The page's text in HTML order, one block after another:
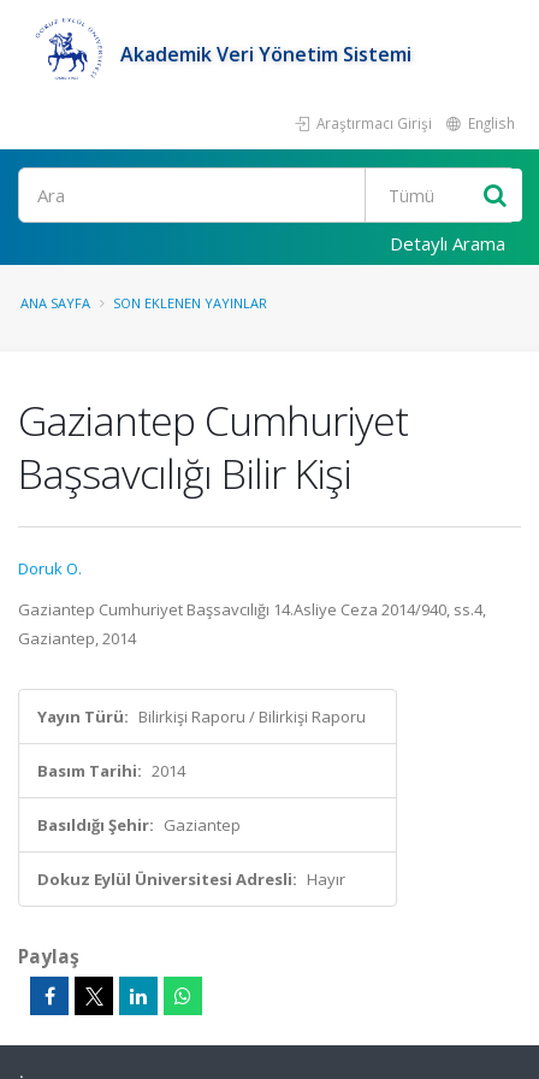
Akademik Veri Yönetim Sistemi
Araştırmacı Girişi English
Ara
Detaylı Arama
ANA SAYFA SON EKLENEN YAYINLAR
Gaziantep Cumhuriyet
Başsavcılığı Bilir Kişi
Doruk O.
Gaziantep Cumhuriyet Başsavcılığı 14.Asliye Ceza 2014/940, ss.4,
Gaziantep, 2014
Yayın Türü: Bilirkişi Raporu / Bilirkişi Raporu
Basım Tarihi: 2014
Basıldığı Şehir: Gaziantep
Dokuz Eylül Üniversitesi Adresli: Hayır
Paylaş